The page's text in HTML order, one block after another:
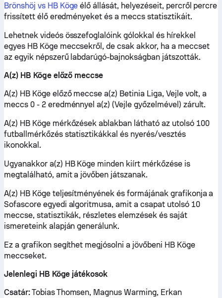
Brönshöj vs HB Köge élő állását, helyezéseit, percről percre
frissített élő eredményeket és a meccs statisztikáit.
Lehetnek videós összefoglalóink gólokkal és hírekkel
egyes HB Köge meccsekről, de csak akkor, ha a meccset
az egyik népszerű labdarúgó-bajnokságban játszották.
A(z) HB Köge előző meccse
A(z) HB Köge előző meccse a(z) Betinia Liga, Vejle volt, a
meccs 0 - 2 eredménnyel a(z) (Vejle győzelmével) zárult.
A(z) HB Köge mérkőzések ablakban látható az utolsó 100
futballmérkőzés statisztikákkal és nyerés/vesztés
ikonokkal.
Ugyanakkor a(z) HB Köge minden kiírt mérkőzése is
megtalálható, amit a jövőben játszanak.
A(z) HB Köge teljesítményének és formájának grafikonja a
Sofascore egyedi algoritmusa, amit a csapat utolsó 10
meccse, statisztikák, részletes elemzések és saját
ismereteink alapján generálunk.
Ez a grafikon segíthet megjósolni a jövőbeni HB Köge
meccseket.
Jelenlegi HB Köge játékosok
Csatár:Tobias Thomsen, Magnus Warming, Erkan